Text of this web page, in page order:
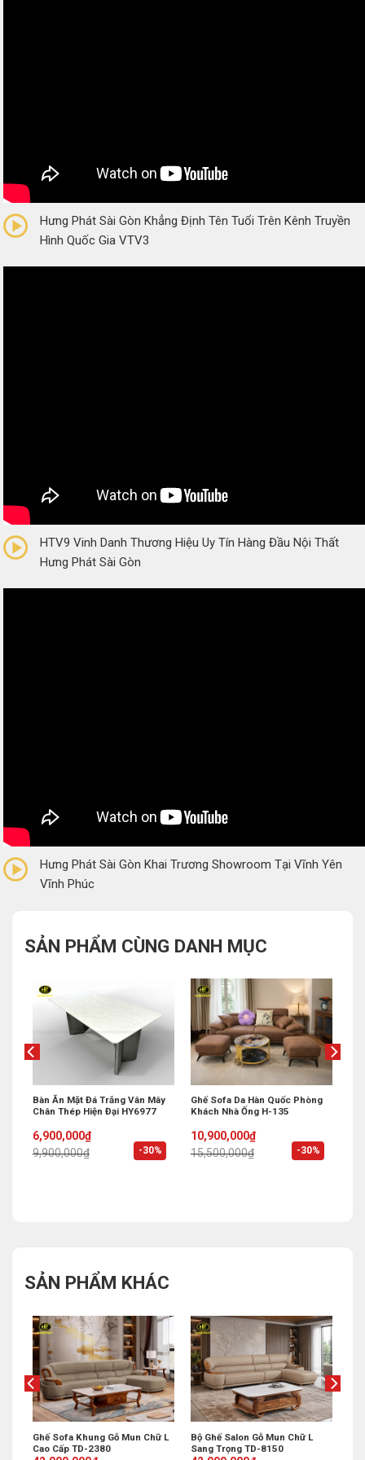
(0 Reviews)
Hưng Phát Sài Gòn Khẳng Định Tên Tuổi Trên Kênh Truyền
Hình Quốc Gia VTV3
(0 Reviews)
HTV9 Vinh Danh Thương Hiệu Uy Tín Hàng Đầu Nội Thất
Hưng Phát Sài Gòn
(0 Reviews)
Hưng Phát Sài Gòn Khai Trương Showroom Tại Vĩnh Yên
Vĩnh Phúc
SẢN PHẨM CÙNG DANH MỤC
-30%
Bàn Ăn Mặt Đá Trắng Vân Mây
Chân Thép Hiện Đại HY6977
9,900,000₫
Original
price
was:
6,900,000₫
Current
price
is:
-30%
Ghế Sofa Da Hàn Quốc Phòng
Khách Nhà Ống H-135
15,500,000₫
Original
price
was:
10,900,000₫
Current
price
is:
SẢN PHẨM KHÁC
Ghế Sofa Khung Gỗ Mun Chữ L
Cao Cấp TD-2380
Bộ Ghế Salon Gỗ Mun Chữ L
Sang Trọng TD-8150